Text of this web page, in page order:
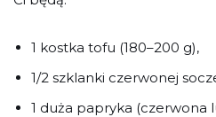
1 kostka tofu (180–200 g),
1/2 szklanki czerwonej
1 duża papryka (czerwona